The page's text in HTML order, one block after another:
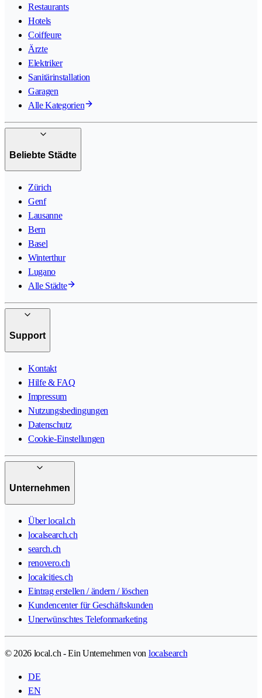
Restaurants
Hotels
Coiffeure
Ärzte
Elektriker
Sanitärinstallation
Garagen
Alle Kategorien
Beliebte Städte
Zürich
Genf
Lausanne
Bern
Basel
Winterthur
Lugano
Alle Städte
Support
Kontakt
Hilfe & FAQ
Impressum
Nutzungsbedingungen
Datenschutz
Cookie-Einstellungen
Unternehmen
Über local.ch
localsearch.ch
search.ch
renovero.ch
localcities.ch
Eintrag erstellen / ändern / löschen
Kundencenter für Geschäftskunden
Unerwünschtes Telefonmarketing
© 2026 local.ch - Ein Unternehmen von localsearch
DE
EN